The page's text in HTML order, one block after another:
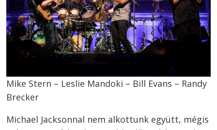
Mike Stern – Leslie Mandoki – Bill Evans – Randy
Brecker
Michael Jacksonnal nem alkottunk együtt, mégis
Bejegyzés
navigáció